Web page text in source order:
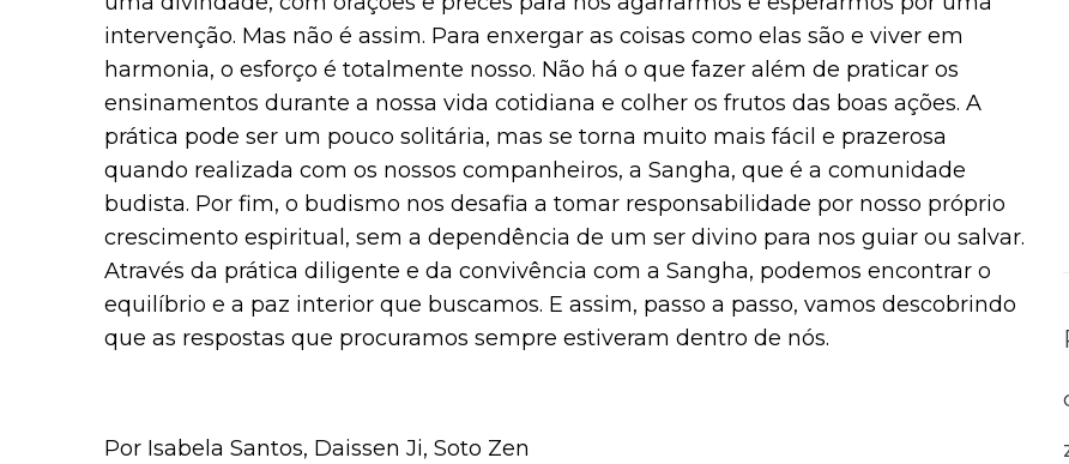
intervenção. Mas não é assim. Para enxergar as coisas como elas são e viver em
harmonia, o esforço é totalmente nosso. Não há o que fazer além de praticar os
ensinamentos durante a nossa vida cotidiana e colher os frutos das boas ações. A
prática pode ser um pouco solitária, mas se torna muito mais fácil e prazerosa
quando realizada com os nossos companheiros, a Sangha, que é a comunidade
budista. Por fim, o budismo nos desafia a tomar responsabilidade por nosso próprio
crescimento espiritual, sem a dependência de um ser divino para nos guiar ou salvar.
Através da prática diligente e da convivência com a Sangha, podemos encontrar o
equilíbrio e a paz interior que buscamos. E assim, passo a passo, vamos descobrindo
que as respostas que procuramos sempre estiveram dentro de nós.
Por Isabela Santos, Daissen Ji, Soto Zen